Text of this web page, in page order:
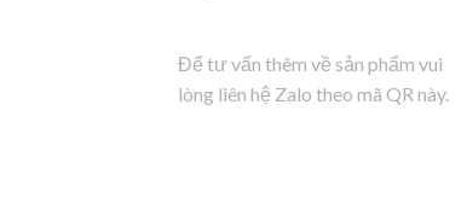
Để tư vấn thêm về sản phẩm vui
lòng liên hệ Zalo theo mã QR này.